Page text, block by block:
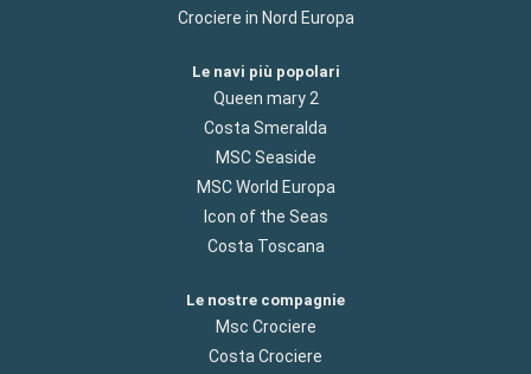
Crociere in Nord Europa
Le navi più popolari
Queen mary 2
Costa Smeralda
MSC Seaside
MSC World Europa
Icon of the Seas
Costa Toscana
Le nostre compagnie
Msc Crociere
Costa Crociere